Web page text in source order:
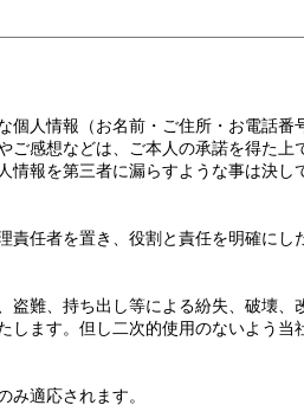
人情報（お名前・ご住所・お電話
ご感想などは、ご本人の承諾を得た
情報を第三者に漏らすような事は決
任者を置き、役割と責任を明確にし
難、持ち出し等による紛失、破壊
ます。但し二次的使用のないよう
適応されます。